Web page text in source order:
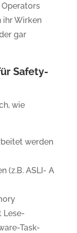
ihr Wirken
gar
Safety-
wie
werden
(z.B. ASLI- A
Lese-
Task-